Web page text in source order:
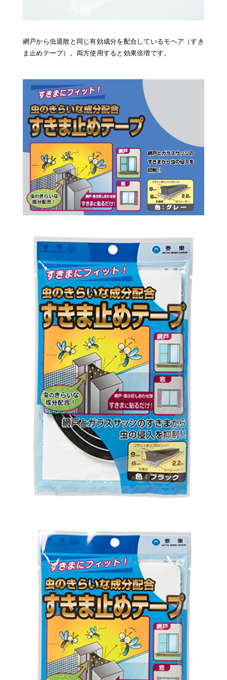
網戸から虫退散と同じ有効成分を配合しているモヘア（すき
ま止めテープ）。両方使用すると効果倍増です。